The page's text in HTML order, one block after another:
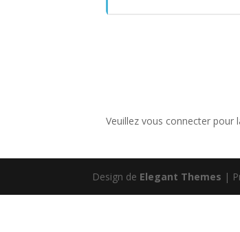
Veuillez vous connecter pour
Design de Elegant Themes |